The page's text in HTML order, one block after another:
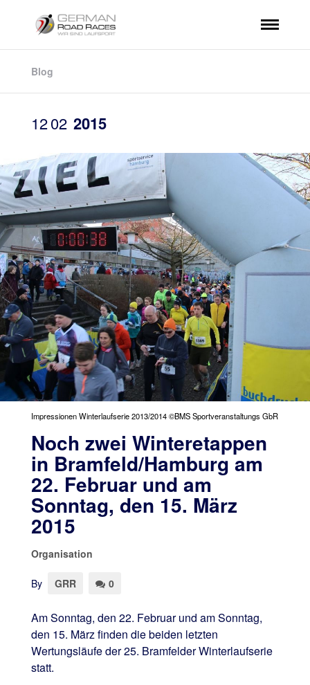
Blog
1202 2015
Impressionen Winterlaufserie 2013/2014 ©BMS Sportveranstaltungs GbR
Noch zwei Winteretappen
in Bramfeld/Hamburg am
22. Februar und am
Sonntag, den 15. März
2015
Organisation
By GRR 0
Am Sonntag, den 22. Februar und am Sonntag,
den 15. März finden die beiden letzten
Wertungsläufe der 25. Bramfelder Winterlaufserie
statt.